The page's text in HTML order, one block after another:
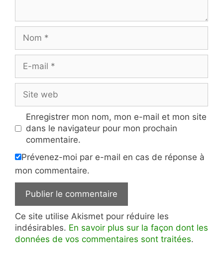
mail
web
Enregistrer mon nom, mon e-mail et mon site
dans le navigateur pour mon prochain
commentaire.
Prévenez-moi par e-mail en cas de réponse à
mon commentaire.
Ce site utilise Akismet pour réduire les
indésirables. En savoir plus sur la façon dont les
données de vos commentaires sont traitées.